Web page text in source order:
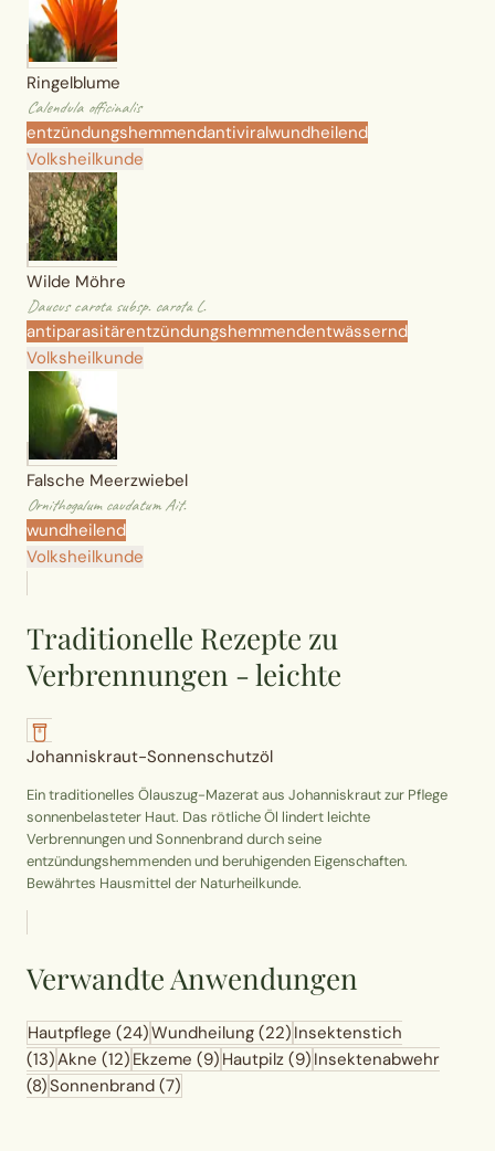
Ringelblume
Calendula officinalis
entzündungshemmendantiviralwundheilend
Volksheilkunde
Wilde Möhre
Daucus carota subsp. carota L.
antiparasitärentzündungshemmendentwässernd
Volksheilkunde
Falsche Meerzwiebel
Ornithogalum caudatum Ait.
wundheilend
Volksheilkunde
Traditionelle Rezepte zu
Verbrennungen - leichte
Johanniskraut-Sonnenschutzöl
Ein traditionelles Ölauszug-Mazerat aus Johanniskraut zur Pflege
sonnenbelasteter Haut. Das rötliche Öl lindert leichte
Verbrennungen und Sonnenbrand durch seine
entzündungshemmenden und beruhigenden Eigenschaften.
Bewährtes Hausmittel der Naturheilkunde.
Verwandte Anwendungen
Hautpflege (24)Wundheilung (22) Insektenstich
(13)Akne (12) Ekzeme (9) Hautpilz (9) Insektenabwehr
(8)Sonnenbrand (7)